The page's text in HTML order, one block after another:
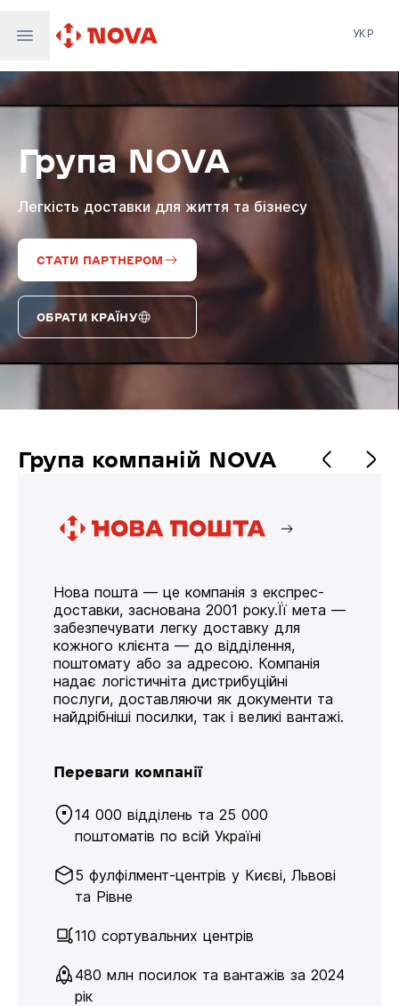
Nova Global
Nova Digital
Supernova Airlines
УКР
Група NOVA
Легкість доставки для життя та бізнесу
СТАТИ ПАРТНЕРОМ
ОБРАТИ КРАЇНУ
Група компаній NOVA
Нова пошта — це компанія з експрес-
доставки, заснована 2001 року.Її мета —
забезпечувати легку доставку для
кожного клієнта — до відділення,
поштомату або за адресою. Компанія
надає логістичніта дистрибуційні
послуги, доставляючи як документи та
найдрібніші посилки, так і великі вантажі.
Переваги компанії
14 000 відділень та 25 000
поштоматів по всій Україні
5 фулфілмент-центрів у Києві, Львові
та Рівне
110 сортувальних центрів
480 млн посилок та вантажів за 2024
рік